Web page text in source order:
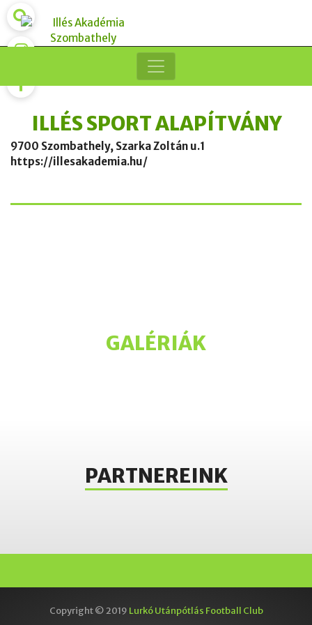
ILLÉS SPORT ALAPÍTVÁNY
9700 Szombathely, Szarka Zoltán u.1
https://illesakademia.hu/
GALÉRIÁK
PARTNEREINK
Copyright © 2019 Lurkó Utánpótlás Football Club